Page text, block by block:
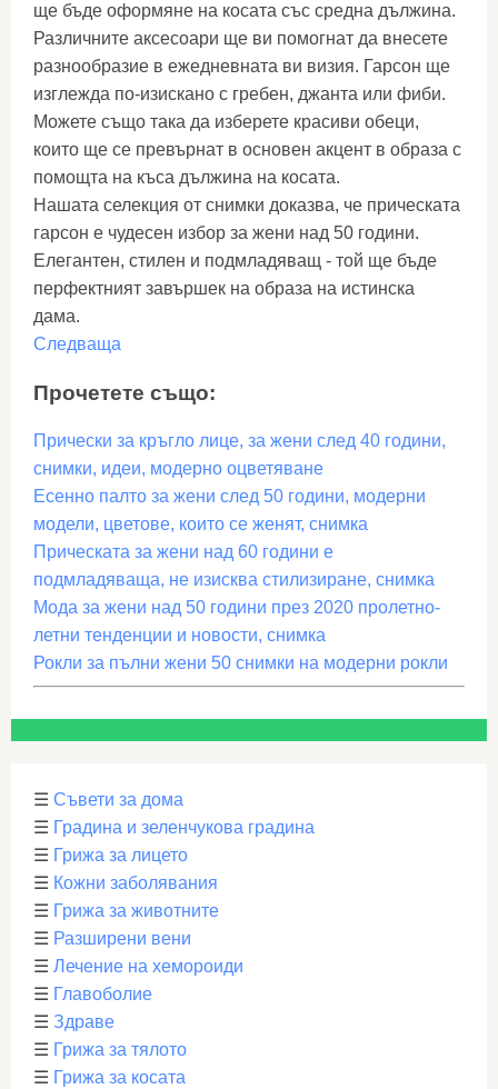
ще бъде оформяне на косата със средна дължина.
Различните аксесоари ще ви помогнат да внесете
разнообразие в ежедневната ви визия. Гарсон ще
изглежда по-изискано с гребен, джанта или фиби.
Можете също така да изберете красиви обеци,
които ще се превърнат в основен акцент в образа с
помощта на къса дължина на косата.
Нашата селекция от снимки доказва, че прическата
гарсон е чудесен избор за жени над 50 години.
Елегантен, стилен и подмладяващ - той ще бъде
перфектният завършек на образа на истинска
дама.
Следваща
Прочетете също:
Прически за кръгло лице, за жени след 40 години,
снимки, идеи, модерно оцветяване
Есенно палто за жени след 50 години, модерни
модели, цветове, които се женят, снимка
Прическата за жени над 60 години е
подмладяваща, не изисква стилизиране, снимка
Мода за жени над 50 години през 2020 пролетно-
летни тенденции и новости, снимка
Рокли за пълни жени 50 снимки на модерни рокли
☰ Съвети за дома
☰ Градина и зеленчукова градина
☰ Грижа за лицето
☰ Кожни заболявания
☰ Грижа за животните
☰ Разширени вени
☰ Лечение на хемороиди
☰ Главоболие
☰ Здраве
☰ Грижа за тялото
☰ Грижа за косата